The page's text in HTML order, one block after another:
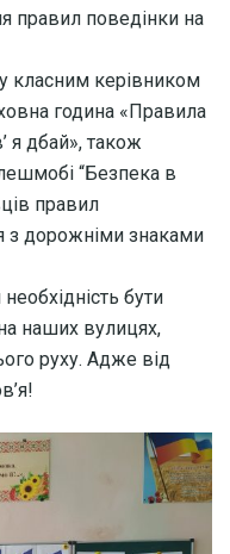
правил поведінки на
класним керівником
година «Правила
я дбай», також
“Безпека в
правил
з дорожніми знаками
бути
наших вулицях,
руху. Адже від